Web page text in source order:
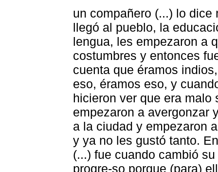
un compañero (...) lo
llegó al pueblo, la
lengua, les empezaron a
costumbres y entonces
cuenta que éramos
eso, éramos eso, y
hicieron ver que era malo
empezaron a avergonzar
a la ciudad y empezaron
y ya no les gustó tanto.
(...) fue cuando cambió
progre-so porque (para)